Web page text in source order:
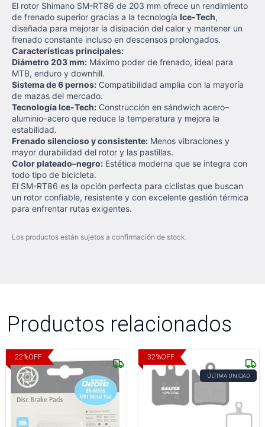
El rotor Shimano SM-RT86 de 203 mm ofrece un rendimiento
de frenado superior gracias a la tecnología Ice-Tech,
diseñada para mejorar la disipación del calor y mantener un
frenado constante incluso en descensos prolongados.
Características principales:
Diámetro 203 mm: Máximo poder de frenado, ideal para
MTB, enduro y downhill.
Sistema de 6 pernos: Compatibilidad amplia con la mayoría
de mazas del mercado.
Tecnología Ice-Tech: Construcción en sándwich acero–
aluminio–acero que reduce la temperatura y mejora la
estabilidad.
Frenado silencioso y consistente: Menos vibraciones y
mayor durabilidad del rotor y las pastillas.
Color plateado–negro: Estética moderna que se integra con
todo tipo de bicicleta.
El SM-RT86 es la opción perfecta para ciclistas que buscan
un rotor confiable, resistente y con excelente gestión térmica
para enfrentar rutas exigentes.
Los productos están sujetos a confirmación de stock.
Productos relacionados
22%OFF 32%OFF
ÚLTIMA UNIDAD